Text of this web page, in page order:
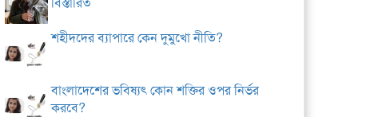
শহীদদের ব্যাপারে কেন দুমুখো নীতি?
বাংলাদেশের ভবিষ্যৎ কোন শক্তির ওপর নির্ভর
করবে?